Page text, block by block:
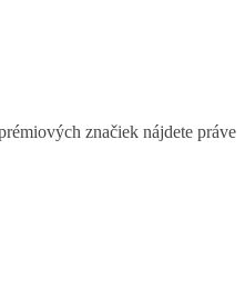
značiek nájdete práve